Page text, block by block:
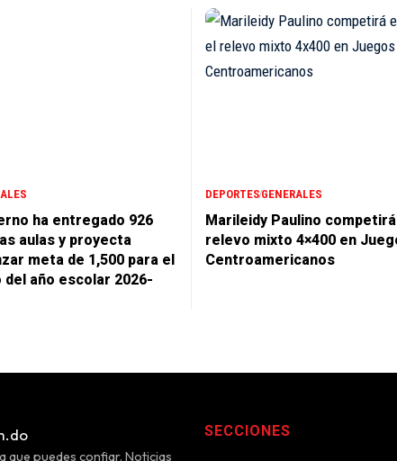
ha entregado 926
aulas y proyecta
meta de 1,500 para el
del año escolar 2026-
DEPORTESGENERALES
Marileidy Paulino
relevo mixto 4×400 en
Centroamericanos
que puedes confiar. Noticias
SECCIONES